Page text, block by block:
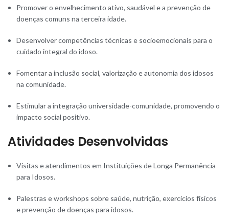
Promover o envelhecimento ativo, saudável e a prevenção de
doenças comuns na terceira idade.
Desenvolver competências técnicas e socioemocionais para o
cuidado integral do idoso.
Fomentar a inclusão social, valorização e autonomia dos idosos
na comunidade.
Estimular a integração universidade-comunidade, promovendo o
impacto social positivo.
Atividades Desenvolvidas
Visitas e atendimentos em Instituições de Longa Permanência
para Idosos.
Palestras e workshops sobre saúde, nutrição, exercícios físicos
e prevenção de doenças para idosos.